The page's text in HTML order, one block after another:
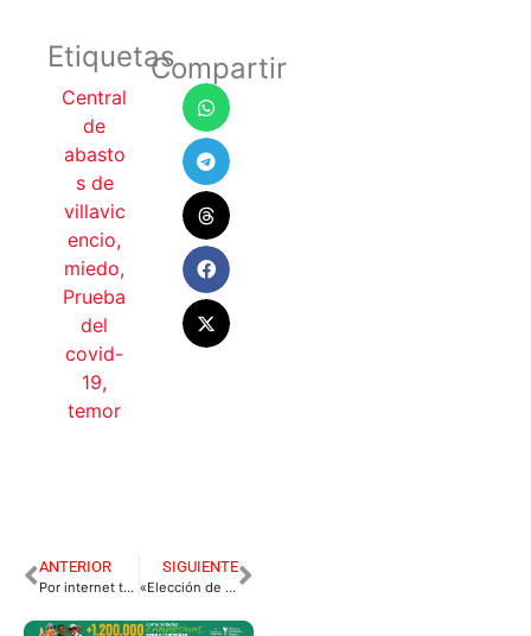
Etiquetas
Central
de
abasto
s de
villavic
encio,
miedo,
Prueba
del
covid-
19,
temor
Compartir
ANTERIOR
Por internet también puede renovar su matricula mercantil.
SIGUIENTE
«Elección de Víctor Delio Sánchez en Cámara de Comercio es ilegal»: SIC